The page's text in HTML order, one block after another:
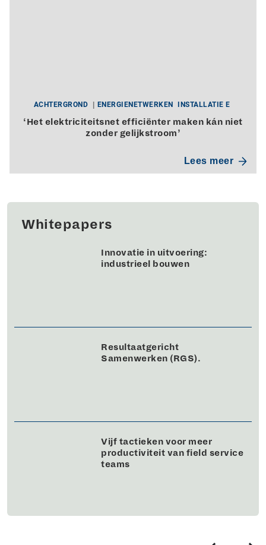
ACHTERGROND ENERGIENETWERKEN INSTALLATIE E
‘Het elektriciteitsnet efficiënter maken kán niet
zonder gelijkstroom’
Lees meer
Whitepapers
Innovatie in uitvoering:
industrieel bouwen
Resultaatgericht
Samenwerken (RGS).
Vijf tactieken voor meer
productiviteit van field service
teams